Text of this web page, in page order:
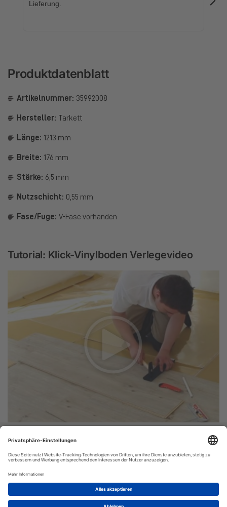
Lieferung.
Produktdatenblatt
Artikelnummer: 35992008
Hersteller: Tarkett
Länge: 1213 mm
Breite: 176 mm
Stärke: 6,5 mm
Nutzschicht: 0,55 mm
Fase/Fuge: V-Fase vorhanden
Tutorial: Klick-Vinylboden Verlegevideo
Vinyl-24.de
Bestellung:
Versand